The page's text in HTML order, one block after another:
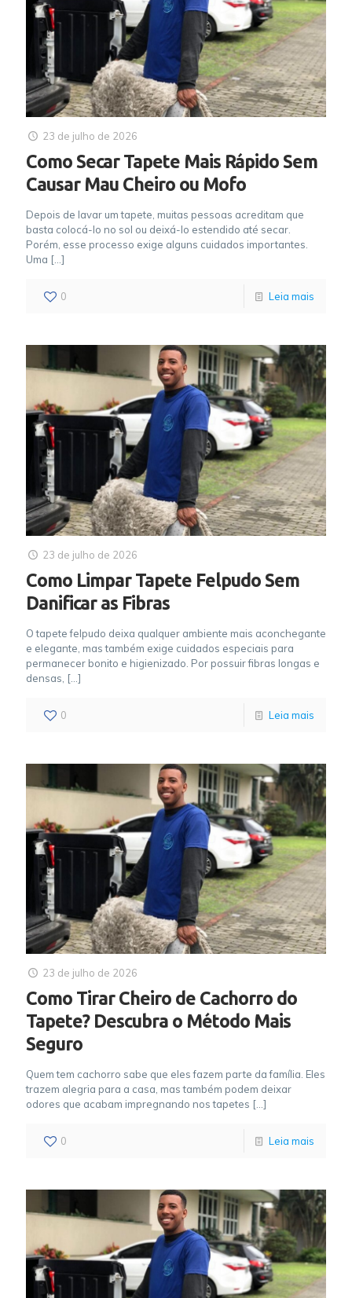
23 de julho de 2026
Como Secar Tapete Mais Rápido Sem
Causar Mau Cheiro ou Mofo
Depois de lavar um tapete, muitas pessoas acreditam que
basta colocá-lo no sol ou deixá-lo estendido até secar.
Porém, esse processo exige alguns cuidados importantes.
Uma […]
0 Leia mais
23 de julho de 2026
Como Limpar Tapete Felpudo Sem
Danificar as Fibras
O tapete felpudo deixa qualquer ambiente mais aconchegante
e elegante, mas também exige cuidados especiais para
permanecer bonito e higienizado. Por possuir fibras longas e
densas, […]
0 Leia mais
23 de julho de 2026
Como Tirar Cheiro de Cachorro do
Tapete? Descubra o Método Mais
Seguro
Quem tem cachorro sabe que eles fazem parte da família. Eles
trazem alegria para a casa, mas também podem deixar
odores que acabam impregnando nos tapetes […]
0 Leia mais